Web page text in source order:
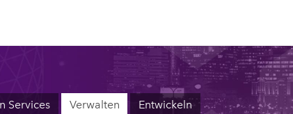
Services Verwalten Entwickeln